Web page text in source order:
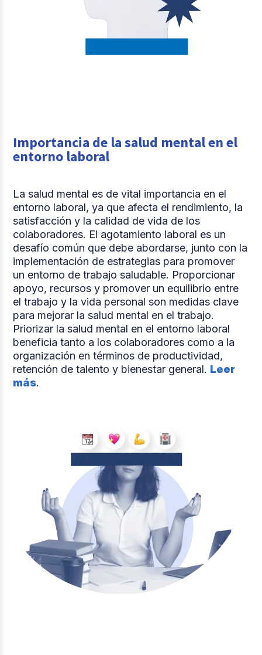
Importancia de la salud mental en el
entorno laboral
La salud mental es de vital importancia en el
entorno laboral, ya que afecta el rendimiento, la
satisfacción y la calidad de vida de los
colaboradores. El agotamiento laboral es un
desafío común que debe abordarse, junto con la
implementación de estrategias para promover
un entorno de trabajo saludable. Proporcionar
apoyo, recursos y promover un equilibrio entre
el trabajo y la vida personal son medidas clave
para mejorar la salud mental en el trabajo.
Priorizar la salud mental en el entorno laboral
beneficia tanto a los colaboradores como a la
organización en términos de productividad,
retención de talento y bienestar general. Leer
más.